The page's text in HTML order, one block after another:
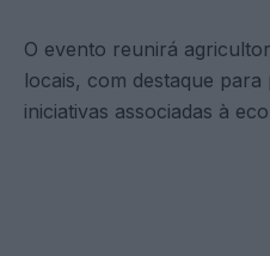
O evento reunirá
locais, com destaque
iniciativas associadas à